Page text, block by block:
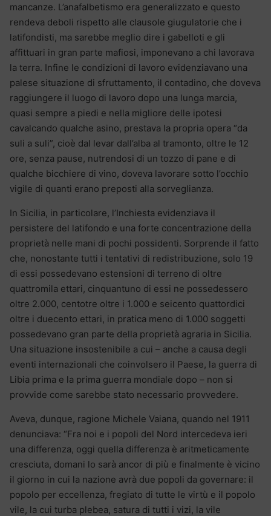
mancanze. L’anafalbetismo era generalizzato e questo
rendeva deboli rispetto alle clausole giugulatorie che i
latifondisti, ma sarebbe meglio dire i gabelloti e gli
affittuari in gran parte mafiosi, imponevano a chi lavorava
la terra. Infine le condizioni di lavoro evidenziavano una
palese situazione di sfruttamento, il contadino, che doveva
raggiungere il luogo di lavoro dopo una lunga marcia,
quasi sempre a piedi e nella migliore delle ipotesi
cavalcando qualche asino, prestava la propria opera “da
suli a suli”, cioè dal levar dall’alba al tramonto, oltre le 12
ore, senza pause, nutrendosi di un tozzo di pane e di
qualche bicchiere di vino, doveva lavorare sotto l’occhio
vigile di quanti erano preposti alla sorveglianza.
In Sicilia, in particolare, l’Inchiesta evidenziava il
persistere del latifondo e una forte concentrazione della
proprietà nelle mani di pochi possidenti. Sorprende il fatto
che, nonostante tutti i tentativi di redistribuzione, solo 19
di essi possedevano estensioni di terreno di oltre
quattromila ettari, cinquantuno di essi ne possedessero
oltre 2.000, centotre oltre i 1.000 e seicento quattordici
oltre i duecento ettari, in pratica meno di 1.000 soggetti
possedevano gran parte della proprietà agraria in Sicilia.
Una situazione insostenibile a cui – anche a causa degli
eventi internazionali che coinvolsero il Paese, la guerra di
Libia prima e la prima guerra mondiale dopo – non si
provvide come sarebbe stato necessario provvedere.
Aveva, dunque, ragione Michele Vaiana, quando nel 1911
denunciava: “Fra noi e i popoli del Nord intercedeva ieri
una differenza, oggi quella differenza è aritmeticamente
cresciuta, domani lo sarà ancor di più e finalmente è vicino
il giorno in cui la nazione avrà due popoli da governare: il
popolo per eccellenza, fregiato di tutte le virtù e il popolo
vile, la cui turba plebea, satura di tutti i vizi, la vile